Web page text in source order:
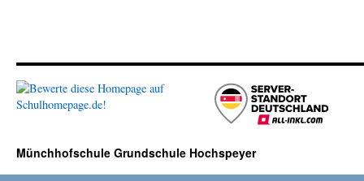
Münchhofschule Grundschule Hochspeyer